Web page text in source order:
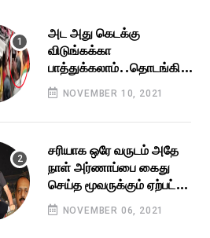
அட அது கெடக்கு
விடுங்கக்கா
பாத்துக்கலாம்..தொடங்கியது
அண்ணாமலையின் அரசியல்
ஆட்டம் !
NOVEMBER 10, 2021
சரியாக ஒரே வருடம் அதே
நாள் அர்ணாப்பை கைது
செய்த மூவருக்கும் ஏற்பட்ட
பரிதாபம்!
NOVEMBER 06, 2021